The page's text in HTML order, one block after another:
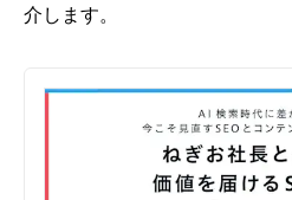
介します。